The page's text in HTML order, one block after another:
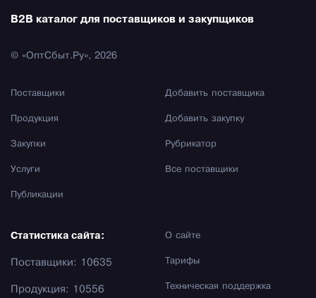
B2B каталог для поставщиков и закупщиков
© «ОптСбыт.Ру», 2026
Поставщики
Продукция
Закупки
Услуги
Публикации
Добавить поставщика
Добавить закупку
Рубрикатор
Все поставщики
О сайте
Тарифы
Техническая поддержка
Статистика сайта:
Поставщики: 10635
Продукция: 10556